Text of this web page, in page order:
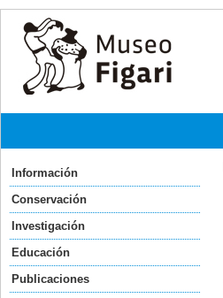
Información
Conservación
Investigación
Educación
Publicaciones